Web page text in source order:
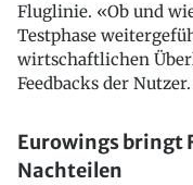
Fluglinie. «Ob und
Testphase
wirtschaftlichen
Feedbacks der
Eurowings bringt
Nachteilen